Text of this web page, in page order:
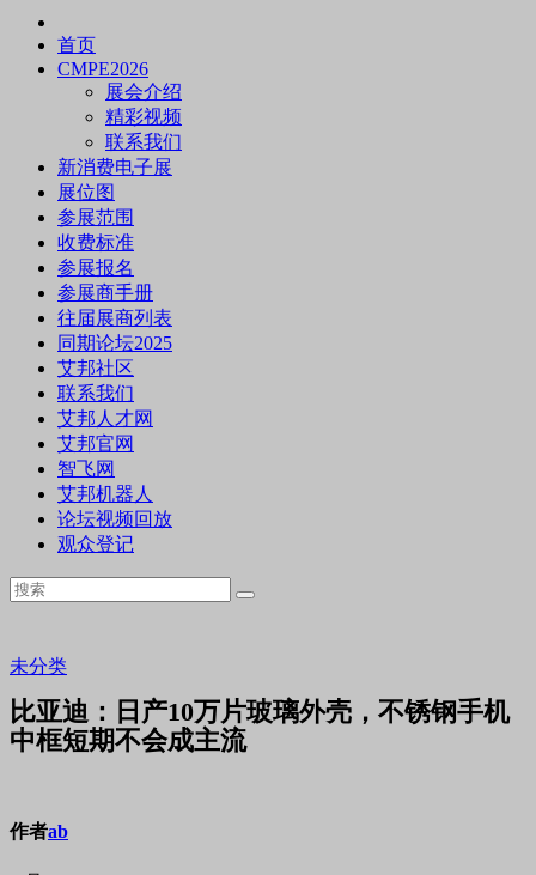
首页
CMPE2026
展会介绍
精彩视频
联系我们
新消费电子展
展位图
参展范围
收费标准
参展报名
参展商手册
往届展商列表
同期论坛2025
艾邦社区
联系我们
艾邦人才网
艾邦官网
智飞网
艾邦机器人
论坛视频回放
观众登记
未分类
比亚迪：日产10万片玻璃外壳，不锈钢手机
中框短期不会成主流
作者ab